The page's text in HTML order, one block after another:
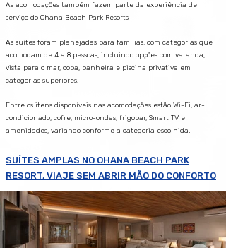
As acomodações também fazem parte da experiência de
serviço do Ohana Beach Park Resorts
As suítes foram planejadas para famílias, com categorias que
acomodam de 4 a 8 pessoas, incluindo opções com varanda,
vista para o mar, copa, banheira e piscina privativa em
categorias superiores.
Entre os itens disponíveis nas acomodações estão Wi-Fi, ar-
condicionado, cofre, micro-ondas, frigobar, Smart TV e
amenidades, variando conforme a categoria escolhida.
SUÍTES AMPLAS NO OHANA BEACH PARK
RESORT, VIAJE SEM ABRIR MÃO DO CONFORTO